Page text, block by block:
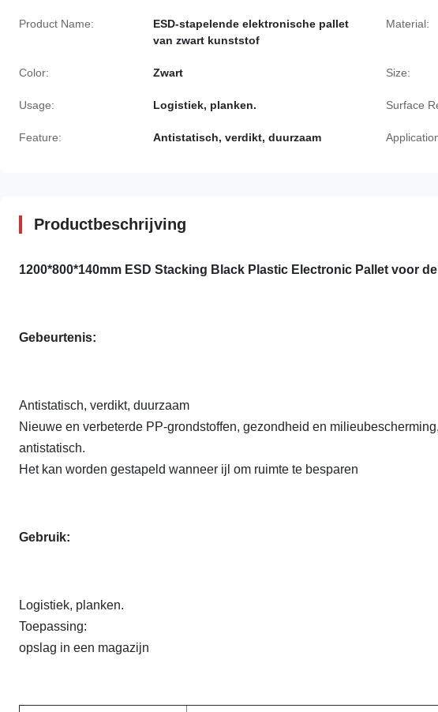
Product Name:
ESD-stapelende elektronische pallet
van zwart kunststof
Material:
Color: Zwart Size:
Usage: Logistiek, planken. Surface
Feature: Antistatisch, verdikt, duurzaam
Productbeschrijving
1200*800*140mm ESD Stacking Black Plastic Electronic Pallet voor
Gebeurtenis:
Antistatisch, verdikt, duurzaam
Nieuwe en verbeterde PP-grondstoffen, gezondheid en
antistatisch.
Het kan worden gestapeld wanneer ijl om ruimte te besparen
Gebruik:
Logistiek, planken.
Toepassing:
opslag in een magazijn